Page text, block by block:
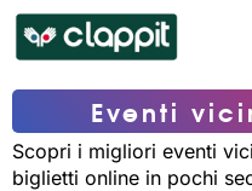
Eventi
Scopri i migliori eventi
biglietti online in pochi